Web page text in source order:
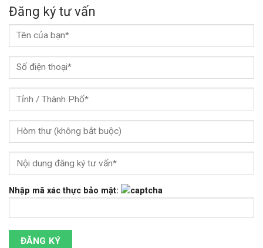
Đăng ký tư vấn
Nhập mã xác thực bảo mật: